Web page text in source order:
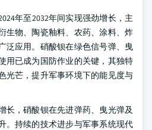
年至2032年间实现强劲增长，主
生物、陶瓷釉料、农药、涂料、炸
泛应用。硝酸钡在绿色信号弹、曳
用已成为国防作业的关键，其独特
光芒，提升军事环境下的能见度与
长，硝酸钡在先进弹药、曳光弹及
。持续的技术进步与军事系统现代